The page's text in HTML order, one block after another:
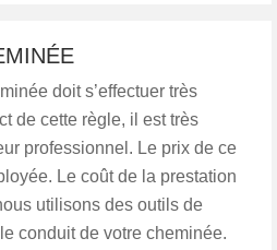
doit s’effectuer très
de cette règle, il est très
professionnel. Le prix de ce
Le coût de la prestation
utilisons des outils de
conduit de votre cheminée.